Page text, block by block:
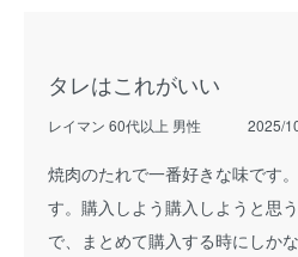
タレはこれがいい
レイマン 60代以上 男性 2025/
焼肉のたれで一番好きな味です
す。購入しよう購入しようと思
で、まとめて購入する時にしか